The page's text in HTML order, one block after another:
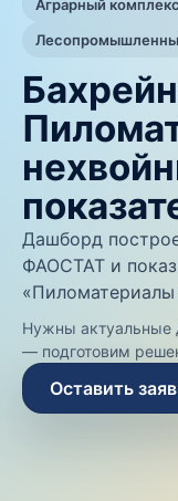
Аграрный
Дашборд
ФАОСТАТ и
«Пиломатериалы
Нужны актуальные
— подготовим
Оставить